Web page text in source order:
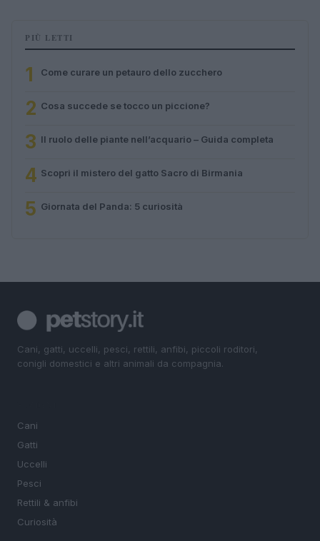
PIÙ LETTI
1 Come curare un petauro dello zucchero
2 Cosa succede se tocco un piccione?
3 Il ruolo delle piante nell’acquario – Guida completa
4 Scopri il mistero del gatto Sacro di Birmania
5 Giornata del Panda: 5 curiosità
Cani, gatti, uccelli, pesci, rettili, anfibi, piccoli roditori,
conigli domestici e altri animali da compagnia.
Cani
Gatti
Uccelli
Pesci
Rettili & anfibi
Curiosità